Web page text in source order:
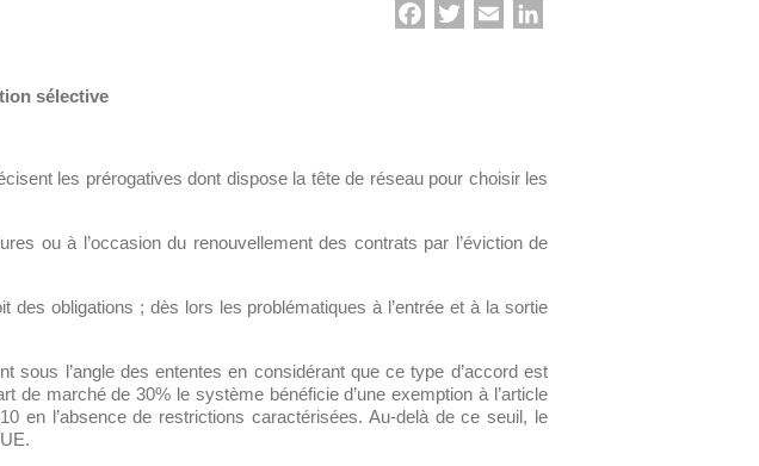
FacebookTwitterEmail
sélective
les prérogatives dont dispose la tête de réseau pour choisir les
ou à l’occasion du renouvellement des contrats par l’éviction de
obligations ; dès lors les problématiques à l’entrée et à la sortie
sous l’angle des ententes en considérant que ce type d’accord est
de marché de 30% le système bénéficie d’une exemption à l’article
en l’absence de restrictions caractérisées. Au-delà de ce seuil, le